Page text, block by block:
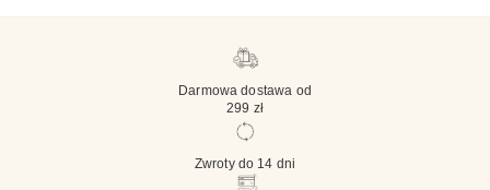
Darmowa dostawa od
299 zł
Zwroty do 14 dni